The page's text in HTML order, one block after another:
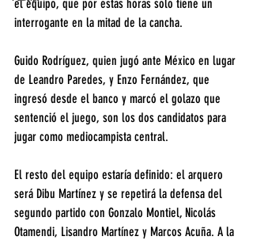
el equipo, que por estas horas solo tiene un
interrogante en la mitad de la cancha.
Guido Rodríguez, quien jugó ante México en lugar
de Leandro Paredes, y Enzo Fernández, que
ingresó desde el banco y marcó el golazo que
sentenció el juego, son los dos candidatos para
jugar como mediocampista central.
El resto del equipo estaría definido: el arquero
será Dibu Martínez y se repetirá la defensa del
segundo partido con Gonzalo Montiel, Nicolás
Otamendi, Lisandro Martínez y Marcos Acuña. A la